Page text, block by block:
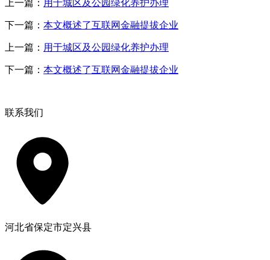
上一篇： 用于城区及公园绿化养护办理
下一篇： 本文概述了互联网金融提拔企业
上一篇： 用于城区及公园绿化养护办理
下一篇： 本文概述了互联网金融提拔企业
联系我们
河北省保定市定兴县